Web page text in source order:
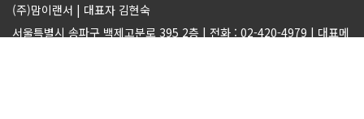
(주)맘이랜서 | 대표자 김현숙
서울특별시 송파구 백제고분로 395 2층 | 전화 : 02-420-4979 | 대표메